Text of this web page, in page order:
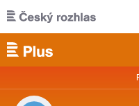
Přejít k hlavnímu obsahu